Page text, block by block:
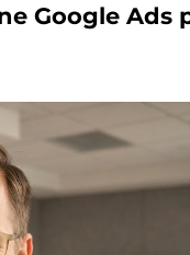
Google Ads